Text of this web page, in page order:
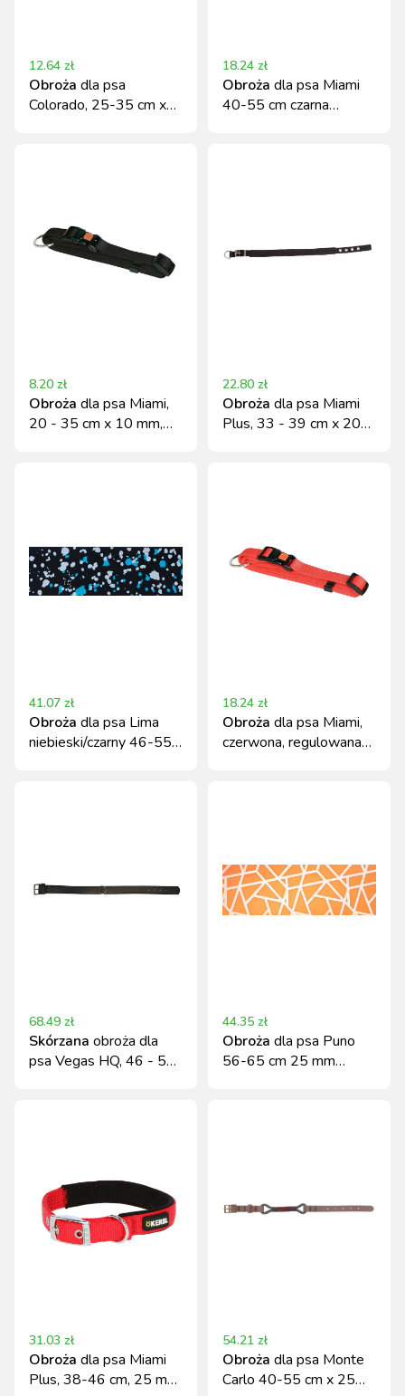
12.64 zł
Obroża dla psa
Colorado, 25-35 cm x
18.24 zł
Obroża dla psa Miami
40-55 cm czarna
8.20 zł
Obroża dla psa Miami,
20 - 35 cm x 10 mm,
22.80 zł
Obroża dla psa Miami
Plus, 33 - 39 cm x 20
41.07 zł
Obroża dla psa Lima
niebieski/czarny 46-55
18.24 zł
Obroża dla psa Miami,
czerwona, regulowana
68.49 zł
Skórzana obroża dla
psa Vegas HQ, 46 - 52
44.35 zł
Obroża dla psa Puno
56-65 cm 25 mm
31.03 zł
Obroża dla psa Miami
Plus, 38-46 cm, 25 mm,
54.21 zł
Obroża dla psa Monte
Carlo 40-55 cm x 25